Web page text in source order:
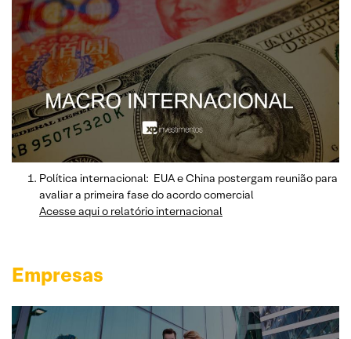
Política internacional: EUA e China postergam reunião para
avaliar a primeira fase do acordo comercial
Acesse aqui o relatório internacional
Empresas